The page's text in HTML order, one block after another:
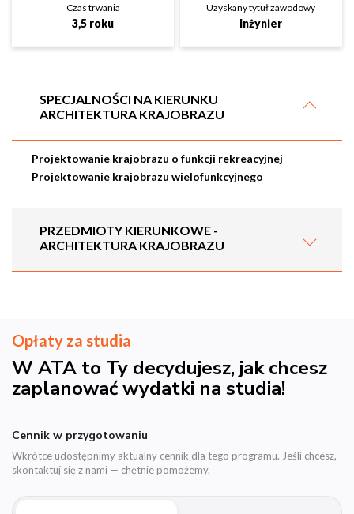
Czas trwania
3,5 roku
Uzyskany tytuł zawodowy
Inżynier
SPECJALNOŚCI NA KIERUNKU
ARCHITEKTURA KRAJOBRAZU
Projektowanie krajobrazu o funkcji rekreacyjnej
Projektowanie krajobrazu wielofunkcyjnego
PRZEDMIOTY KIERUNKOWE -
ARCHITEKTURA KRAJOBRAZU
Opłaty za studia
W ATA to Ty decydujesz, jak chcesz
zaplanować wydatki na studia!
Cennik w przygotowaniu
Wkrótce udostępnimy aktualny cennik dla tego programu. Jeśli chcesz,
skontaktuj się z nami — chętnie pomożemy.